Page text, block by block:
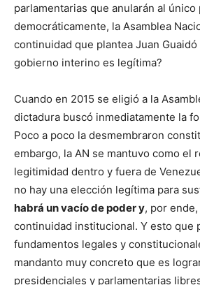
parlamentarias que anularán al
democráticamente, la Asamblea
continuidad que plantea Juan
gobierno interino es legítima?
Cuando en 2015 se eligió a la
dictadura buscó inmediatamente la
Poco a poco la desmembraron
embargo, la AN se mantuvo como el
legitimidad dentro y fuera de
no hay una elección legítima para
habrá un vacío de poder y, por
continuidad institucional. Y esto que
fundamentos legales y
mandanto muy concreto que es
presidenciales y parlamentarias